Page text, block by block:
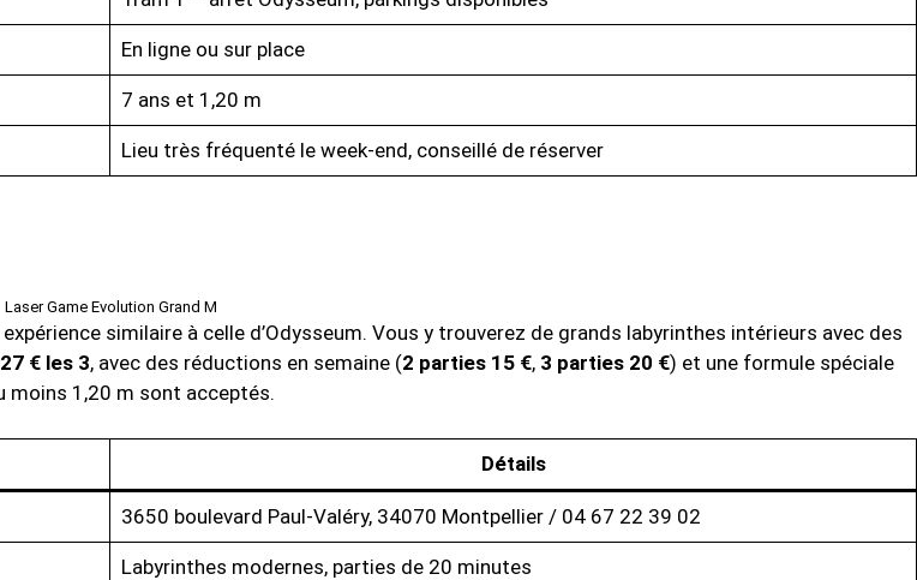
En ligne ou sur place
7 ans et 1,20 m
Lieu très fréquenté le week-end, conseillé de réserver
Laser Game Evolution Grand M
similaire à celle d’Odysseum. Vous y trouverez de grands labyrinthes intérieurs avec des
27 € les 3, avec des réductions en semaine (2 parties 15 €, 3 parties 20 €) et une formule spéciale
moins 1,20 m sont acceptés.
Détails
3650 boulevard Paul-Valéry, 34070 Montpellier / 04 67 22 39 02
Labyrinthes modernes, parties de 20 minutes